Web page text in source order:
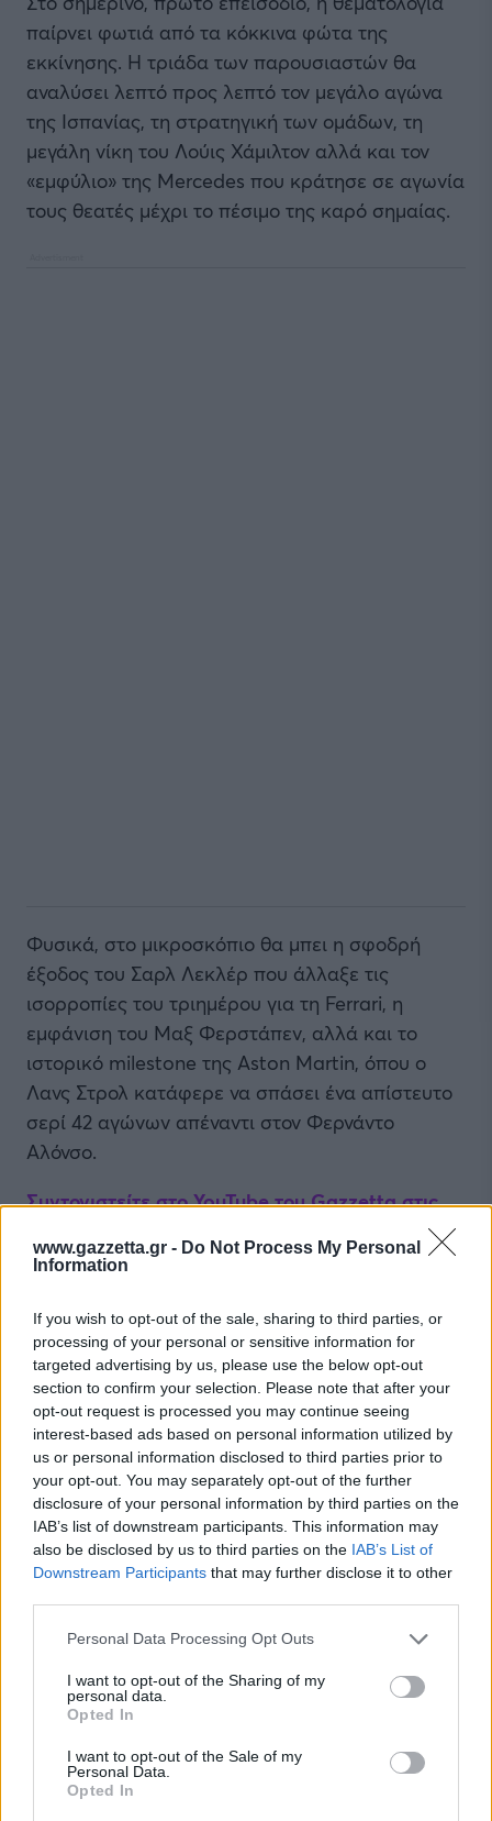
www.gazzetta.gr - Do Not Process My Personal
Information
If you wish to opt-out of the sale, sharing to third parties, or
processing of your personal or sensitive information for
targeted advertising by us, please use the below opt-out
section to confirm your selection. Please note that after your
opt-out request is processed you may continue seeing
interest-based ads based on personal information utilized by
us or personal information disclosed to third parties prior to
your opt-out. You may separately opt-out of the further
disclosure of your personal information by third parties on the
IAB’s list of downstream participants. This information may
also be disclosed by us to third parties on the IAB’s List of
Downstream Participants that may further disclose it to other
Please note that this website/app uses one or more Google
not limited to your visit or usage behaviour. You may click to
grant or deny consent to Google and its third-party tags to
use your data for below specified purposes in below Google
consent section.
Personal Data Processing Opt Outs
I want to opt-out of the Sharing of my
personal data.
Opted In
I want to opt-out of the Sale of my
Personal Data.
Opted In
παίρνει φωτιά από τα κόκκινα φώτα της
εκκίνησης. Η τριάδα των παρουσιαστών θα
αναλύσει λεπτό προς λεπτό τον μεγάλο αγώνα
της Ισπανίας, τη στρατηγική των ομάδων, τη
μεγάλη νίκη του Λούις Χάμιλτον αλλά και τον
«εμφύλιο» της Mercedes που κράτησε σε αγωνία
τους θεατές μέχρι το πέσιμο της καρό σημαίας.
Φυσικά, στο μικροσκόπιο θα μπει η σφοδρή
έξοδος του Σαρλ Λεκλέρ που άλλαξε τις
ισορροπίες του τριημέρου για τη Ferrari, η
εμφάνιση του Μαξ Φερστάπεν, αλλά και το
ιστορικό milestone της Aston Martin, όπου ο
Λανς Στρολ κατάφερε να σπάσει ένα απίστευτο
σερί 42 αγώνων απέναντι στον Φερνάντο
Αλόνσο.
Συντονιστείτε στο YouTube του Gazzetta στις
ΔΙΑΒΑΣΕ ΑΚΟΜΗ:
Tesla: Μυστικότητα και διαφωνίες για το FSD στην
Ευρώπη
MotoGP: Άνετη νίκη Μαρτίν στο Σπριντ του Σίλβερστον
Leapmotor T03: Tο φθηνότερο ηλεκτρικό αυτοκίνητο
στην Ελλάδα
Tags: POLE POSITION
RELATED NEWS